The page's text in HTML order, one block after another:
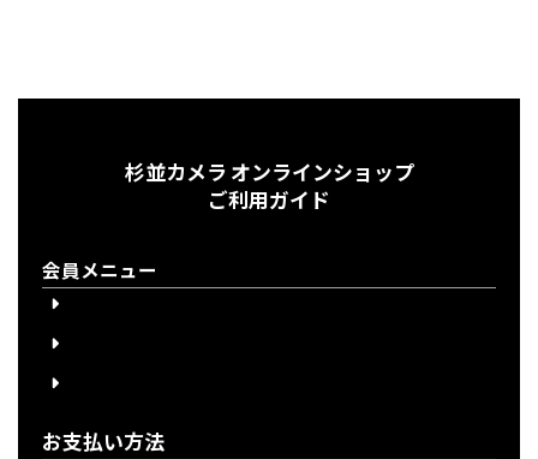
杉並カメラ オンラインショップ
ご利用ガイド
会員メニュー
お支払い方法